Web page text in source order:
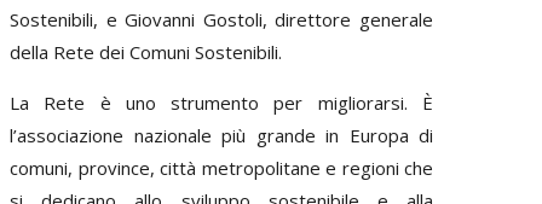
Sostenibili, e Giovanni Gostoli, direttore generale
della Rete dei Comuni Sostenibili.
La Rete è uno strumento per migliorarsi. È
l’associazione nazionale più grande in Europa di
comuni, province, città metropolitane e regioni che